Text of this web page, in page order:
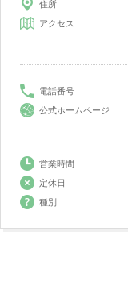
住所
アクセス
電話番号
公式ホームページ
営業時間
定休日
種別